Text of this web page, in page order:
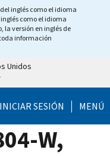
inglés como el idioma
como el idioma
la versión en inglés de
información
Unidos
INICIAR SESIÓN MENÚ
W,